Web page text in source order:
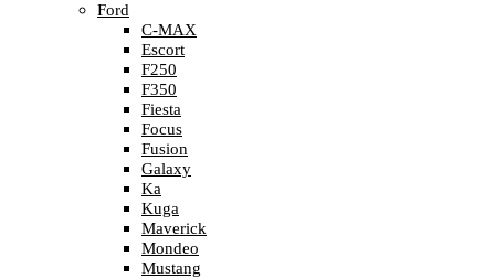
Ford
C-MAX
Escort
F250
F350
Fiesta
Focus
Fusion
Galaxy
Ka
Kuga
Maverick
Mondeo
Mustang